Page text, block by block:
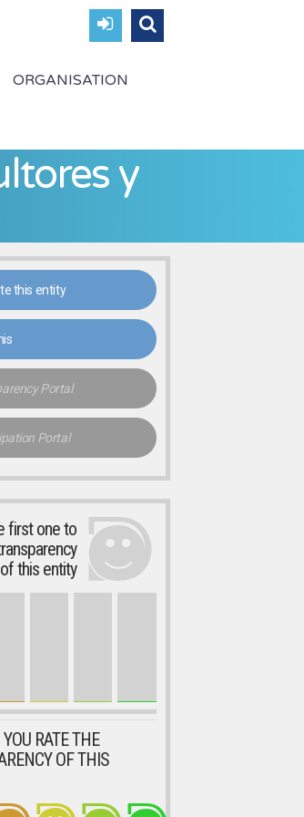
ORGANISATION
y
this entity
Portal
Portal
first one to
of this entity
RATE THE
OF THIS